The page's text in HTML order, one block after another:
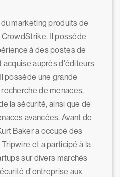
marketing produits de
Il possède
à des postes de
acquise auprès d'éditeurs
possède une grande
de menaces,
la sécurité, ainsi que de
avancées. Avant de
Baker a occupé des
et a participé à la
sur divers marchés
d'entreprise aux